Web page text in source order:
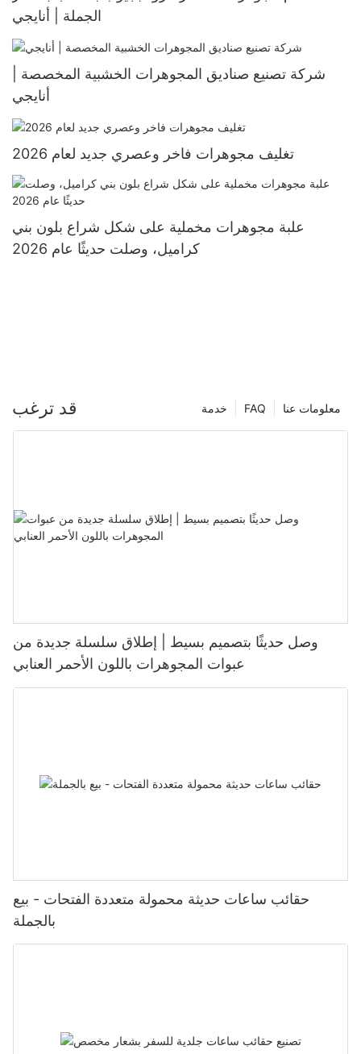
الجملة | أنايجي
شركة تصنيع صناديق المجوهرات الخشبية المخصصة |
أنايجي
تغليف مجوهرات فاخر وعصري جديد لعام 2026
علبة مجوهرات مخملية على شكل شراع بلون بني
كراميل، وصلت حديثًا عام 2026
قد ترغب معلومات عنا FAQ خدمة
وصل حديثًا بتصميم بسيط | إطلاق سلسلة جديدة من
عبوات المجوهرات باللون الأحمر العنابي
حقائب ساعات حديثة محمولة متعددة الفتحات - بيع
بالجملة